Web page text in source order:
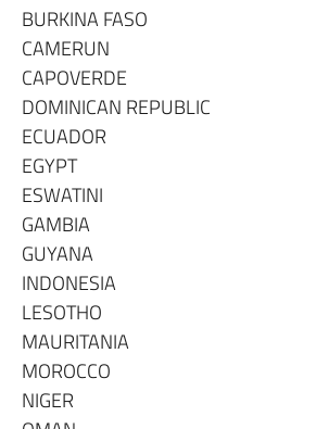
BURKINA FASO
CAMERUN
CAPOVERDE
DOMINICAN REPUBLIC
ECUADOR
EGYPT
ESWATINI
GAMBIA
GUYANA
INDONESIA
LESOTHO
MAURITANIA
MOROCCO
NIGER